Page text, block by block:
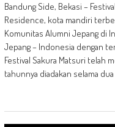
Bandung Side, Bekasi –
Residence, kota mandiri
Komunitas Alumni Jepang di
Jepang – Indonesia dengan
Festival Sakura Matsuri telah
tahunnya diadakan selama